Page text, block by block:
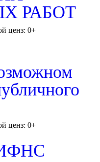
РАБОТ
ценз: 0+
ценз: 0+